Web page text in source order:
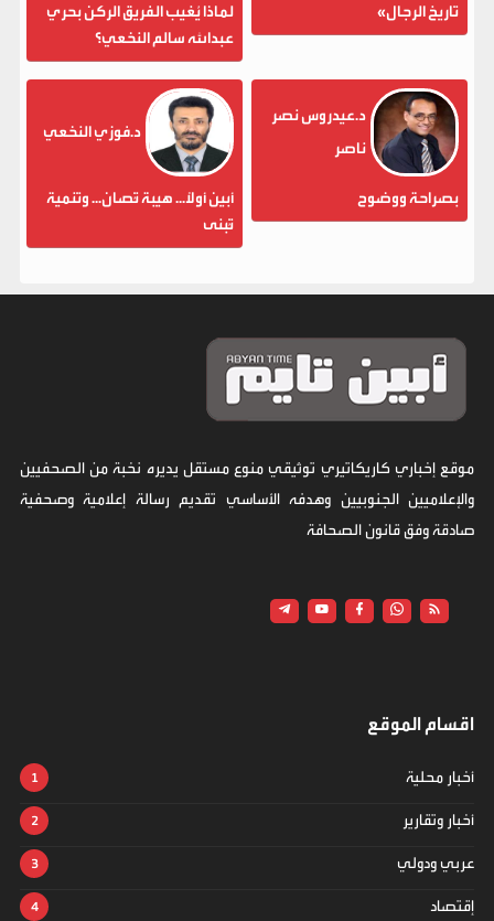
تاريخ الرجال»
لماذا يُغيب الفريق الركن بحري
عبدالله سالم النخعي؟
د.عيدروس نصر
ناصر
بصراحة ووضوح
د.فوزي النخعي
أبين أولاً... هيبة تُصان... وتنمية
تُبنى
موقع إخباري كاريكاتيري توثيقي منوع مستقل يديره نخبة من الصحفيين
والإعلاميين الجنوبيين وهدفه الأساسي تقديم رسالة إعلامية وصحفية
صادقة وفق قانون الصحافة
اقسام الموقع
أخبار محلية
أخبار وتقارير
عربي ودولي
إقتصاد